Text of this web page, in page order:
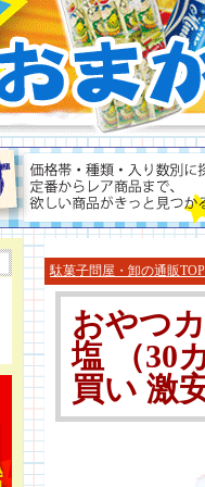
駄菓子問屋・卸の通販TOP
おやつ
塩 （30
買い 激